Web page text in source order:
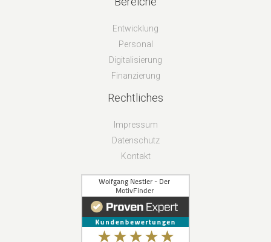
Entwicklung
Personal
Digitalisierung
Finanzierung
Rechtliches
Impressum
Datenschutz
Kontakt